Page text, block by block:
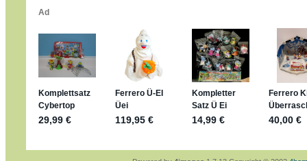
Für die Figuren VC307, 310, 318 und 326
mein Enkel hat die leider weggeworfen
jan-lukas:
geschrieben am: 29. 4. 2026 -
https://www.ferrero-
sammelspass.de/einladung/
jan-lukas:
geschrieben am: 28. 4. 2026 -
stimmt, jetzt fällt es mir auch ein
So habe ich das in Erinnerung ... oder?